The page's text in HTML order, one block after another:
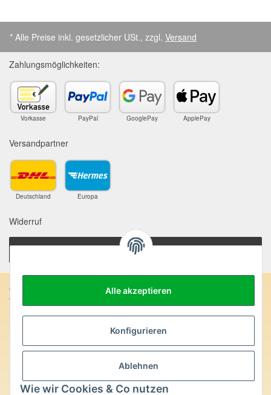
Alle akzeptieren
Konfigurieren
Ablehnen
Wie wir Cookies & Co nutzen
* Alle Preise inkl. gesetzlicher USt., zzgl. Versand
Zahlungsmöglichkeiten:
Vorkasse PayPal GooglePay ApplePay
Versandpartner
Deutschland Europa
Widerruf
Vertrag widerrufen
Anschrift:
SteinZeitOase
D-75391 Gechingen
Edelsteine und Mineralien werden im esoterischen Bereich